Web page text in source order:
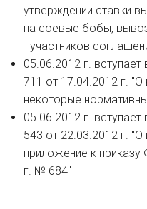
утверждении ставки
на соевые бобы,
- участников
05.06.2012 г.
711 от 17.04.2012 г. "О
некоторые
05.06.2012 г.
543 от 22.03.2012 г. "О
приложение к
г. № 684"